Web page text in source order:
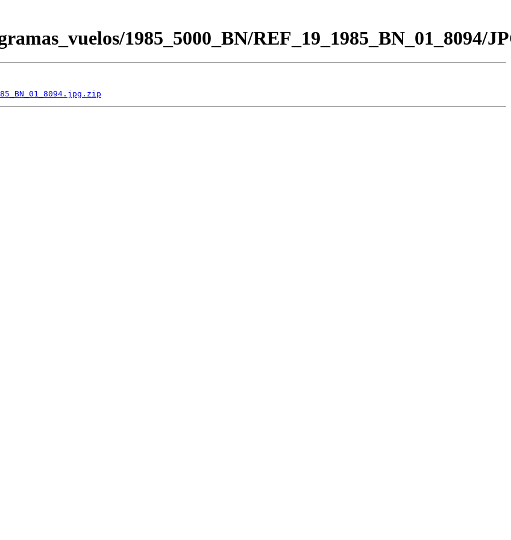
1985_5000_BN/REF_19_1985_BN_01_8094/